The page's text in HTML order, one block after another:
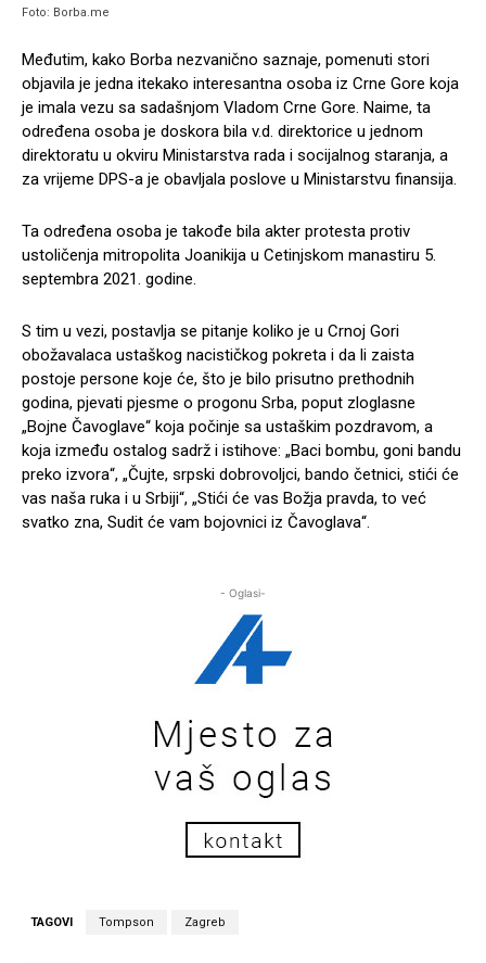
Foto: Borba.me
Međutim, kako Borba nezvanično saznaje, pomenuti stori
objavila je jedna itekako interesantna osoba iz Crne Gore koja
je imala vezu sa sadašnjom Vladom Crne Gore. Naime, ta
određena osoba je doskora bila v.d. direktorice u jednom
direktoratu u okviru Ministarstva rada i socijalnog staranja, a
za vrijeme DPS-a je obavljala poslove u Ministarstvu finansija.
Ta određena osoba je takođe bila akter protesta protiv
ustoličenja mitropolita Joanikija u Cetinjskom manastiru 5.
septembra 2021. godine.
S tim u vezi, postavlja se pitanje koliko je u Crnoj Gori
obožavalaca ustaškog nacističkog pokreta i da li zaista
postoje persone koje će, što je bilo prisutno prethodnih
godina, pjevati pjesme o progonu Srba, poput zloglasne
„Bojne Čavoglave“ koja počinje sa ustaškim pozdravom, a
koja između ostalog sadrž i istihove: „Baci bombu, goni bandu
preko izvora“, „Čujte, srpski dobrovoljci, bando četnici, stići će
vas naša ruka i u Srbiji“, „Stići će vas Božja pravda, to već
svatko zna, Sudit će vam bojovnici iz Čavoglava“.
- Oglasi-
TAGOVI Tompson Zagreb